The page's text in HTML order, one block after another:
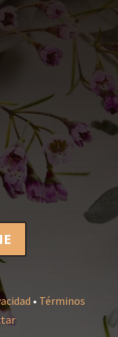
• Términos